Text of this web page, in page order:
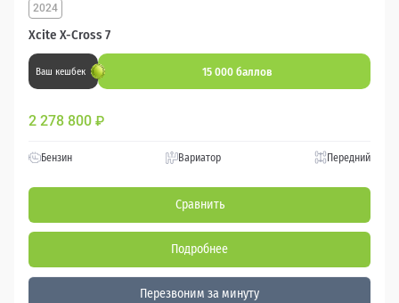
Xcite X-Cross 7
2024
Ваш кешбек 15 000 баллов
2 278 800 ₽
Бензин Вариатор Передний
Сравнить
Подробнее
Перезвоним за минуту